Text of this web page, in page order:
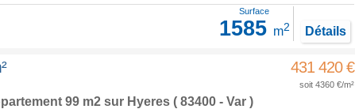
Surface
1585 m2 Détails
431 420 €
soit 4360 €/m²
99 m2 sur Hyeres( 83400 - Var )